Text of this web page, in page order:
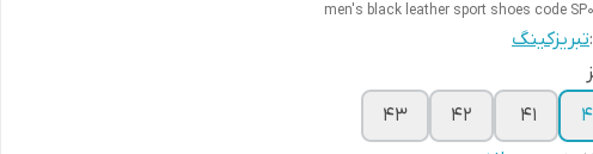
men's black leather sport shoes code
تبریزکینگ
41
42
43